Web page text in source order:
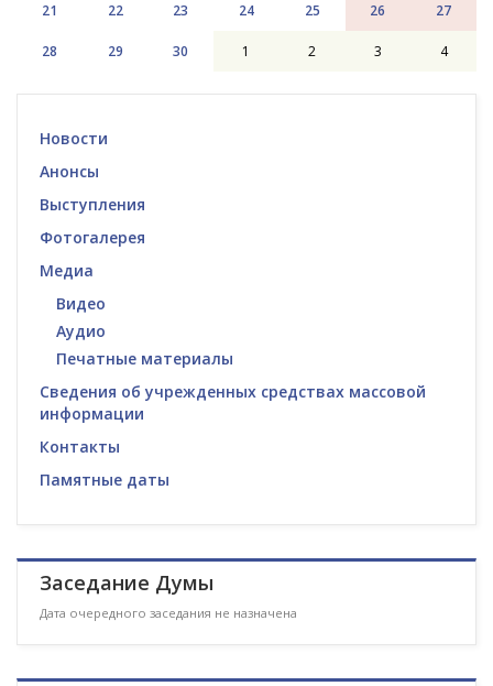
21 22 23 24 25 26 27
28 29 30 1 2 3 4
Новости
Анонсы
Выступления
Фотогалерея
Медиа
Видео
Аудио
Печатные материалы
Сведения об учрежденных средствах массовой
информации
Контакты
Памятные даты
Заседание Думы
Дата очередного заседания не назначена